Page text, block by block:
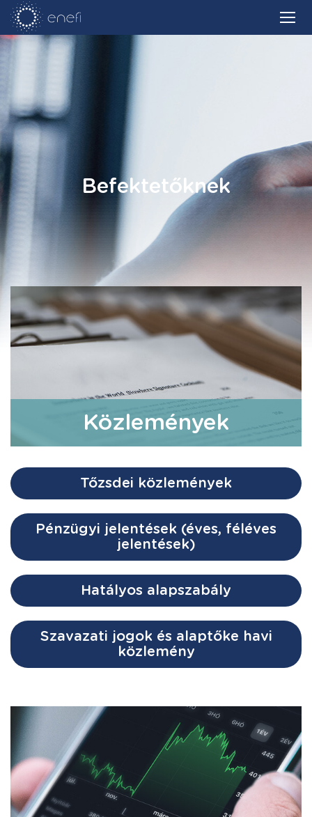
Befektetőknek
Közlemények
Tőzsdei közlemények
Pénzügyi jelentések (éves, féléves
jelentések)
Hatályos alapszabály
Szavazati jogok és alaptőke havi
közlemény